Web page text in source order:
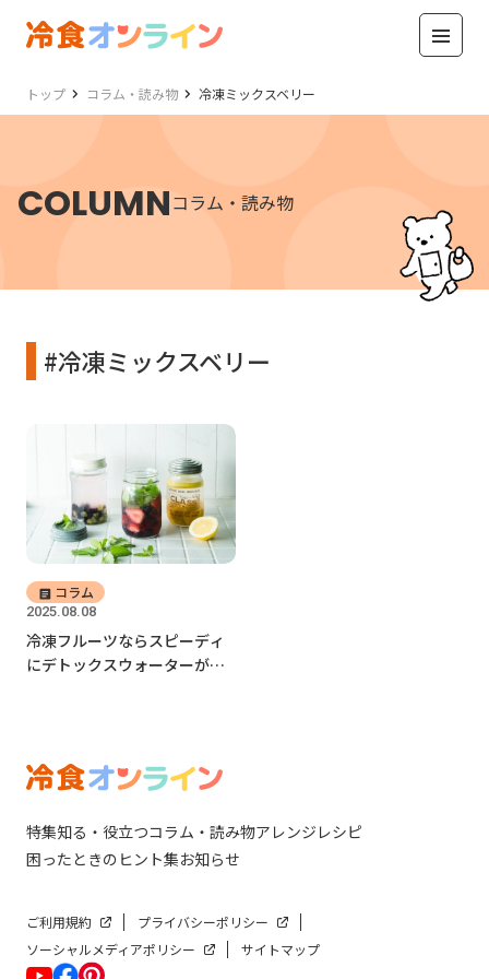
トップ コラム・読み物 冷凍ミックスベリー
COLUMNコラム・読み物
#冷凍ミックスベリー
2025.08.08
コラム
冷凍フルーツならスピーディ
にデトックスウォーターが作
特集知る・役立つコラム・読み物アレンジレシピ
困ったときのヒント集お知らせ
ご利用規約
プライバシーポリシー
ソーシャルメディアポリシー
サイトマップ